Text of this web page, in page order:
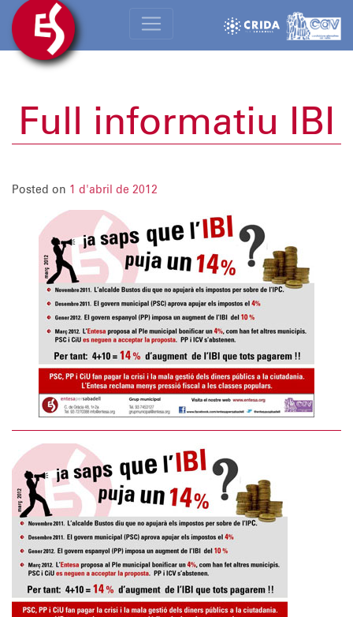
Full informatiu IBI
Posted on 1 d'abril de 2012